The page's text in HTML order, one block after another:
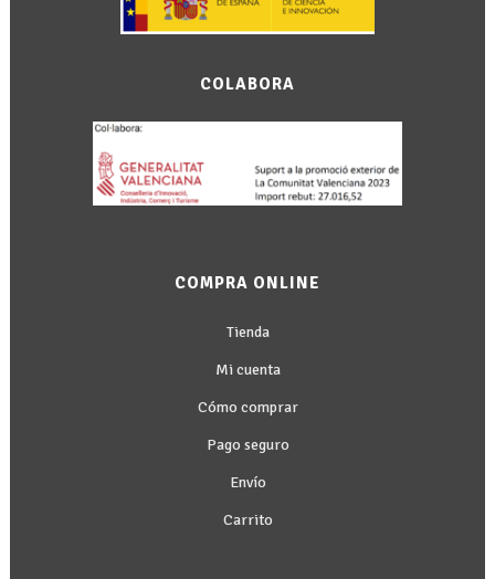
COLABORA
COMPRA ONLINE
Tienda
Mi cuenta
Cómo comprar
Pago seguro
Envío
Carrito